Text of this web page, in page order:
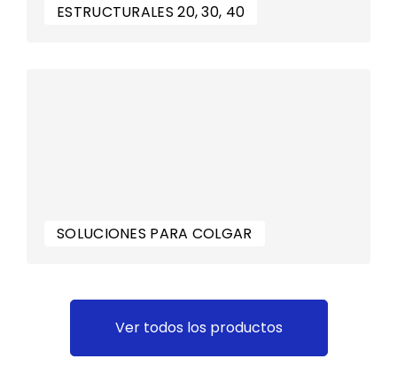
ESTRUCTURALES 20, 30, 40
SOLUCIONES PARA COLGAR
Ver todos los productos